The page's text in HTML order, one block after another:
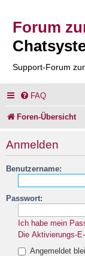
Forum
Support-Forum
FAQ
Foren-Übersicht
Anmelden
Benutzername:
Passwort:
Ich habe mein
Die Aktivierungs-
Angemeldet